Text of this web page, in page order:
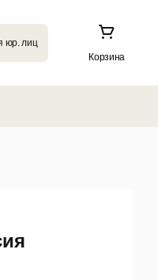
Корзина